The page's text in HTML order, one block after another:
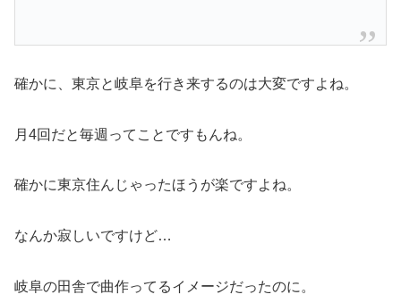
確かに、東京と岐阜を行き来するのは大変ですよね。
月4回だと毎週ってことですもんね。
確かに東京住んじゃったほうが楽ですよね。
なんか寂しいですけど…
岐阜の田舎で曲作ってるイメージだったのに。